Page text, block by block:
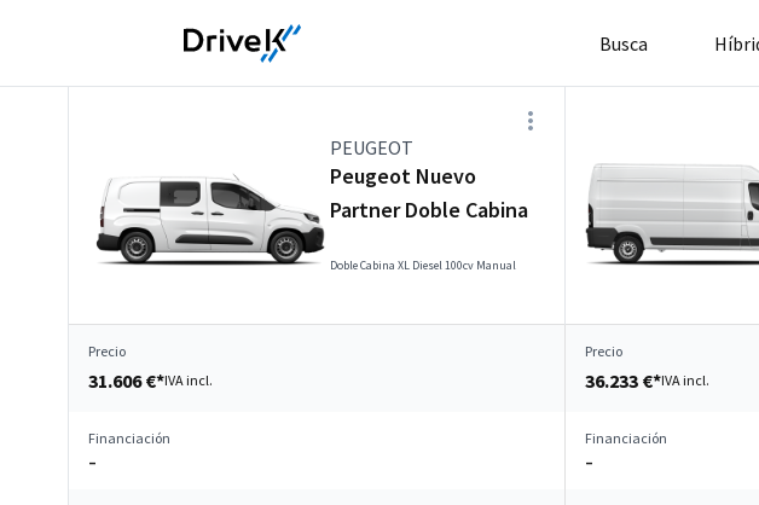
Busca
PEUGEOT
Peugeot Nuevo
Partner Doble Cabina
Doble Cabina XL Diesel 100cv Manual
Precio
31.606 €*IVA incl.
Precio
36.233 €*IVA incl.
Financiación
–
Financiación
–